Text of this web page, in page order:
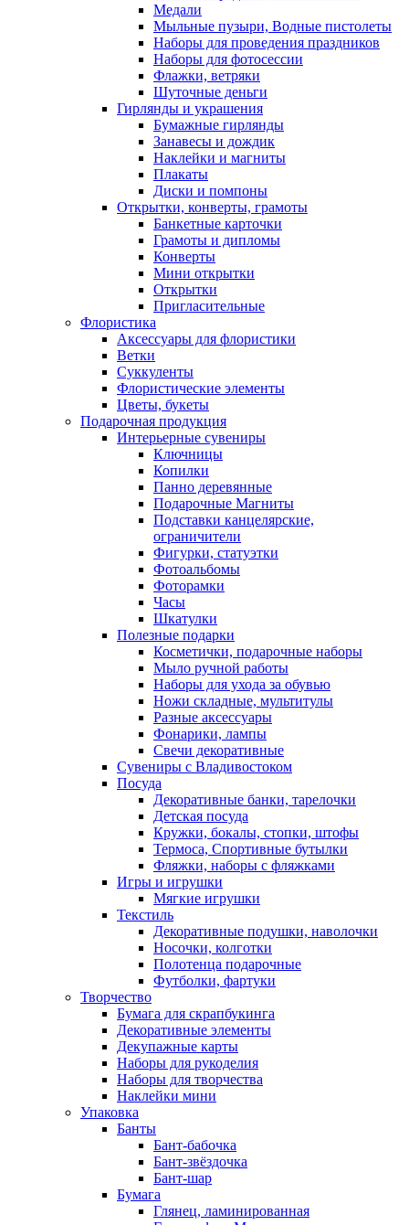
Медали
Мыльные пузыри, Водные пистолеты
Наборы для проведения праздников
Наборы для фотосессии
Флажки, ветряки
Шуточные деньги
Гирлянды и украшения
Бумажные гирлянды
Занавесы и дождик
Наклейки и магниты
Плакаты
Диски и помпоны
Открытки, конверты, грамоты
Банкетные карточки
Грамоты и дипломы
Конверты
Мини открытки
Открытки
Пригласительные
Флористика
Аксессуары для флористики
Ветки
Суккуленты
Флористические элементы
Цветы, букеты
Подарочная продукция
Интерьерные сувениры
Ключницы
Копилки
Панно деревянные
Подарочные Магниты
Подставки канцелярские,
ограничители
Фигурки, статуэтки
Фотоальбомы
Фоторамки
Часы
Шкатулки
Полезные подарки
Косметички, подарочные наборы
Мыло ручной работы
Наборы для ухода за обувью
Ножи складные, мультитулы
Разные аксессуары
Фонарики, лампы
Свечи декоративные
Сувениры с Владивостоком
Посуда
Декоративные банки, тарелочки
Детская посуда
Кружки, бокалы, стопки, штофы
Термоса, Спортивные бутылки
Фляжки, наборы с фляжками
Игры и игрушки
Мягкие игрушки
Текстиль
Декоративные подушки, наволочки
Носочки, колготки
Полотенца подарочные
Футболки, фартуки
Творчество
Бумага для скрапбукинга
Декоративные элементы
Декупажные карты
Наборы для рукоделия
Наборы для творчества
Наклейки мини
Упаковка
Банты
Бант-бабочка
Бант-звёздочка
Бант-шар
Бумага
Глянец, ламинированная